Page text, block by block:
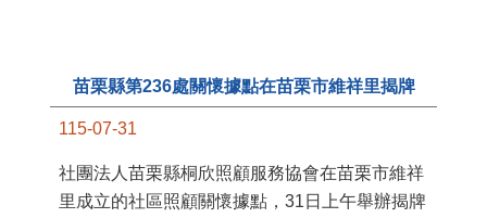
苗栗縣第236處關懷據點在苗栗市維祥里揭牌
115-07-31
社團法人苗栗縣桐欣照顧服務協會在苗栗市維祥
里成立的社區照顧關懷據點，31日上午舉辦揭牌